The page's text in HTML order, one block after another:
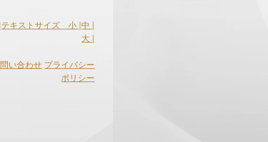
テキストサイズ 小 |中 |
大 |
い合わせ プライバシー
ポリシー